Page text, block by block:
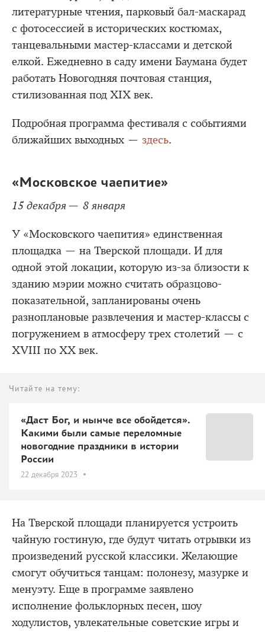
литературные чтения, парковый бал-маскарад
с фотосессией в исторических костюмах,
танцевальными мастер-классами и детской
елкой. Ежедневно в саду имени Баумана будет
работать Новогодняя почтовая станция,
стилизованная под XIX век.
Подробная программа фестиваля с событиями
ближайших выходных — здесь.
«Московское чаепитие»
15 декабря — 8 января
У «Московского чаепития» единственная
площадка — на Тверской площади. И для
одной этой локации, которую из-за близости к
зданию мэрии можно считать образцово-
показательной, запланированы очень
разноплановые развлечения и мастер-классы с
погружением в атмосферу трех столетий — с
XVIII по XX век.
Читайте на тему:
«Даст Бог, и нынче все обойдется».
Какими были самые переломные
новогодние праздники в истории
России
22 декабря 2023
На Тверской площади планируется устроить
чайную гостиную, где будут читать отрывки из
произведений русской классики. Желающие
смогут обучиться танцам: полонезу, мазурке и
менуэту. Еще в программе заявлено
исполнение фольклорных песен, шоу
ходулистов, увлекательные советские игры и